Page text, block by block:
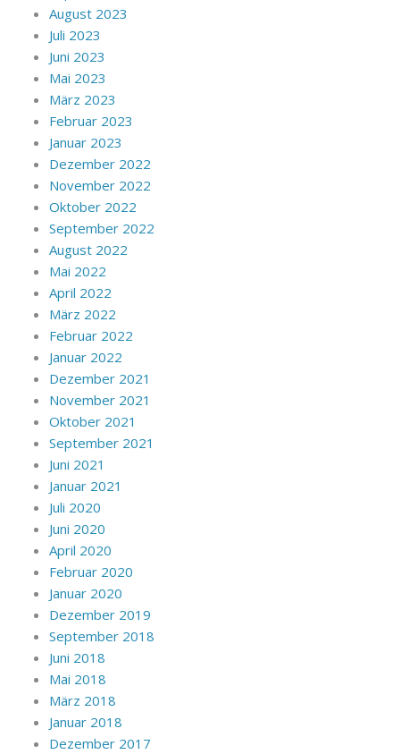
August 2023
Juli 2023
Juni 2023
Mai 2023
März 2023
Februar 2023
Januar 2023
Dezember 2022
November 2022
Oktober 2022
September 2022
August 2022
Mai 2022
April 2022
März 2022
Februar 2022
Januar 2022
Dezember 2021
November 2021
Oktober 2021
September 2021
Juni 2021
Januar 2021
Juli 2020
Juni 2020
April 2020
Februar 2020
Januar 2020
Dezember 2019
September 2018
Juni 2018
Mai 2018
März 2018
Januar 2018
Dezember 2017